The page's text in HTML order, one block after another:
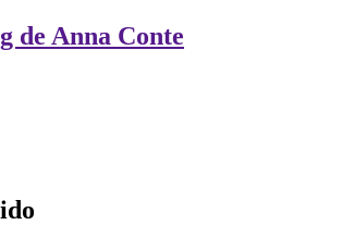
de Anna Conte